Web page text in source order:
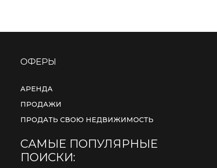
ОФЕРЫ
АРЕНДА
ПРОДАЖИ
ПРОДАТЬ СВОЮ НЕДВИЖИМОСТЬ
САМЫЕ ПОПУЛЯРНЫЕ
ПОИСКИ: